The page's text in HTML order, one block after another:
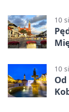
10
10